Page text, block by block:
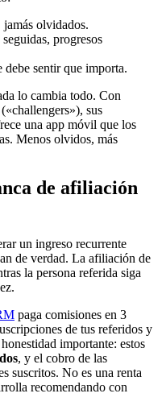
olvidados.
progresos
sentir que importa.
lo cambia todo. Con
sus
una app móvil que los
Menos olvidos, más
de afiliación
un ingreso recurrente
de verdad. La afiliación de
la persona referida siga
paga comisiones en 3
de tus referidos y
importante: estos
, y el cobro de las
suscritos. No es una renta
recomendando con